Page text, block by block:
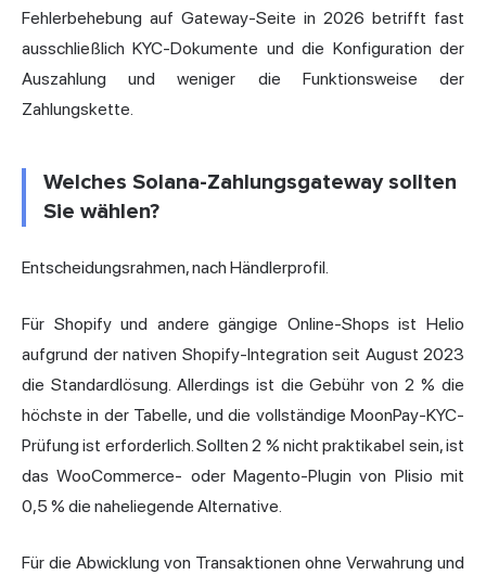
Fehlerbehebung auf Gateway-Seite in 2026 betrifft fast
ausschließlich KYC-Dokumente und die Konfiguration der
Auszahlung und weniger die Funktionsweise der
Zahlungskette.
Welches Solana-Zahlungsgateway sollten
Sie wählen?
Entscheidungsrahmen, nach Händlerprofil.
Für Shopify und andere gängige Online-Shops ist Helio
aufgrund der nativen Shopify-Integration seit August 2023
die Standardlösung. Allerdings ist die Gebühr von 2 % die
höchste in der Tabelle, und die vollständige MoonPay-KYC-
Prüfung ist erforderlich. Sollten 2 % nicht praktikabel sein, ist
das WooCommerce- oder Magento-Plugin von Plisio mit
0,5 % die naheliegende Alternative.
Für die Abwicklung von Transaktionen ohne Verwahrung und